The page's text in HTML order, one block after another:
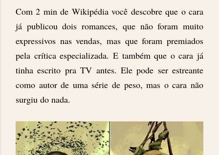
Com 2 min de Wikipédia você descobre que o cara
já publicou dois romances, que não foram muito
expressivos nas vendas, mas que foram premiados
pela crítica especializada. E também que o cara já
tinha escrito pra TV antes. Ele pode ser estreante
como autor de uma série de peso, mas o cara não
surgiu do nada.